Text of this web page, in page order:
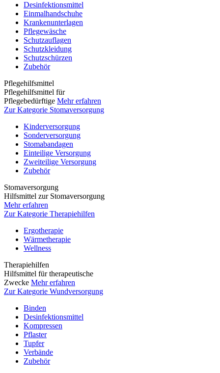
Desinfektionsmittel
Einmalhandschuhe
Krankenunterlagen
Pflegewäsche
Schutzauflagen
Schutzkleidung
Schutzschürzen
Zubehör
Pflegehilfsmittel
Pflegehilfsmittel für
Pflegebedürftige Mehr erfahren
Zur Kategorie Stomaversorgung
Kinderversorgung
Sonderversorgung
Stomabandagen
Einteilige Versorgung
Zweiteilige Versorgung
Zubehör
Stomaversorgung
Hilfsmittel zur Stomaversorgung
Mehr erfahren
Zur Kategorie Therapiehilfen
Ergotherapie
Wärmetherapie
Wellness
Therapiehilfen
Hilfsmittel für therapeutische
Zwecke Mehr erfahren
Zur Kategorie Wundversorgung
Binden
Desinfektionsmittel
Kompressen
Pflaster
Tupfer
Verbände
Zubehör